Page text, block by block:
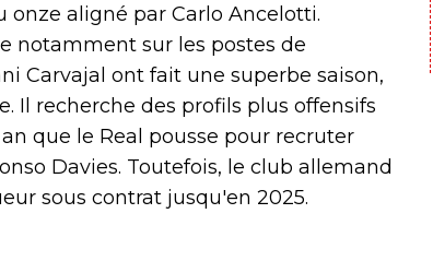
onze aligné par Carlo Ancelotti.
notamment sur les postes de
Carvajal ont fait une superbe saison,
Il recherche des profils plus offensifs
que le Real pousse pour recruter
Davies. Toutefois, le club allemand
sous contrat jusqu'en 2025.